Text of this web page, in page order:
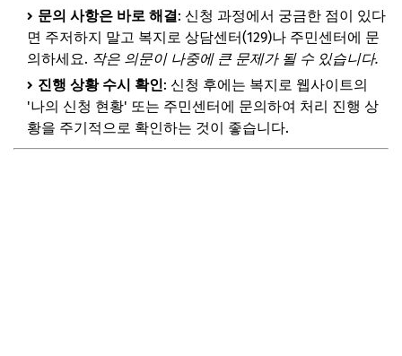
문의 사항은 바로 해결: 신청 과정에서 궁금한 점이 있다
면 주저하지 말고 복지로 상담센터(129)나 주민센터에 문
의하세요. 작은 의문이 나중에 큰 문제가 될 수 있습니다.
진행 상황 수시 확인: 신청 후에는 복지로 웹사이트의
'나의 신청 현황' 또는 주민센터에 문의하여 처리 진행 상
황을 주기적으로 확인하는 것이 좋습니다.